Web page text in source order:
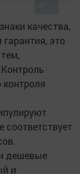
качества,
это
контроля
соответствует
дешевые
и